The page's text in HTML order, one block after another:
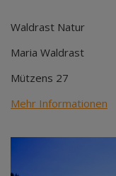
Waldrast Natur
Maria Waldrast
Mützens 27
Mehr Informationen